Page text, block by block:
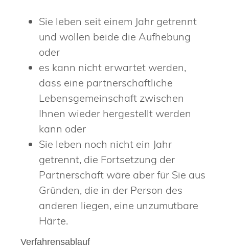
Sie leben seit einem Jahr getrennt
und wollen beide die Aufhebung
oder
es kann nicht erwartet werden,
dass eine partnerschaftliche
Lebensgemeinschaft zwischen
Ihnen wieder hergestellt werden
kann oder
Sie leben noch nicht ein Jahr
getrennt, die Fortsetzung der
Partnerschaft wäre aber für Sie aus
Gründen, die in der Person des
anderen liegen, eine unzumutbare
Härte.
Verfahrensablauf